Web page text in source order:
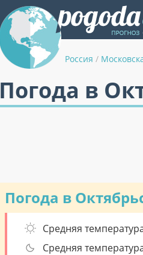
Россия /
Погода в
Погода в
Средняя
Средняя